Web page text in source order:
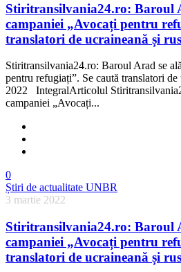
Stiritransilvania24.ro: Baroul
campaniei „Avocați pentru
translatori de ucraineană și
Stiritransilvania24.ro: Baroul Arad se
pentru refugiați”. Se caută translatori
2022 IntegralArticolul
campaniei „Avocați...
0
Știri de actualitate UNBR
3 martie 2022
Stiritransilvania24.ro: Baroul
campaniei „Avocați pentru
translatori de ucraineană și